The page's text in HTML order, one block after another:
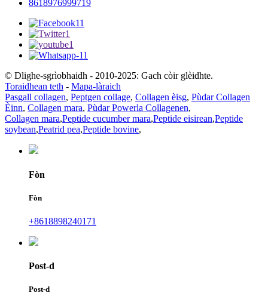
8618976999719
© Dlighe-sgrìobhaidh - 2010-2025: Gach còir glèidhte.
Toraidhean teth - Mapa-làraich
Pasgall collagen, Peptgen collage, Collagen èisg, Pùdar Collagen
Èinn, Collagen mara, Pùdar Powerla Collagenen,
Collagen mara,Peptide cucumber mara,Peptide eisirean,Peptide
soybean,Peatrid pea,Peptide bovine,
Fòn
Fòn
+8618898240171
Post-d
Post-d